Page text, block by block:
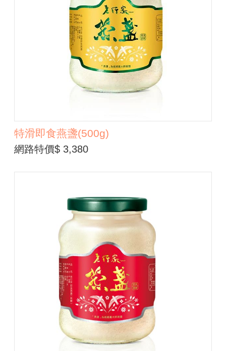
特滑即食燕盞(500g)
網路特價$ 3,380